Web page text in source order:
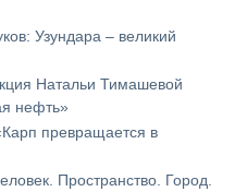
Узундара – великий
Натальи Тимашевой
нефть»
превращается в
Пространство. Город.